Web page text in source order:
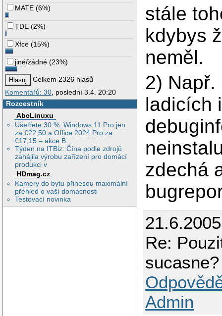
MATE (6%)
TDE (2%)
Xfce (15%)
jiné/žádné (23%)
Celkem 2326 hlasů
Komentářů: 30 , poslední 3.4. 20:20
Rozcestník
AbcLinuxu
Ušetřete 30 %: Windows 11 Pro jen
za €22,50 a Office 2024 Pro za
€17,15 – akce B
Týden na ITBiz: Čína podle zdrojů
zahájila výrobu zařízení pro domácí
produkci v
HDmag.cz
Kamery do bytu přinesou maximální
přehled o vaší domácnosti
Testovací novinka
stále
kdybys
neměl.
2)
ladicích
zdechá
Re:
sucasne?
Admin